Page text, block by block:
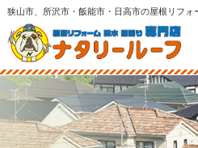
狭山市、所沢市・飯能市・日高市の屋根リフォ